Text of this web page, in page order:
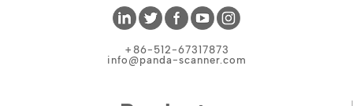
+86-512-67317873
info@panda-scanner.com